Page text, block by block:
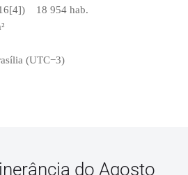
18 954 hab.
(UTC−3)
do Agosto